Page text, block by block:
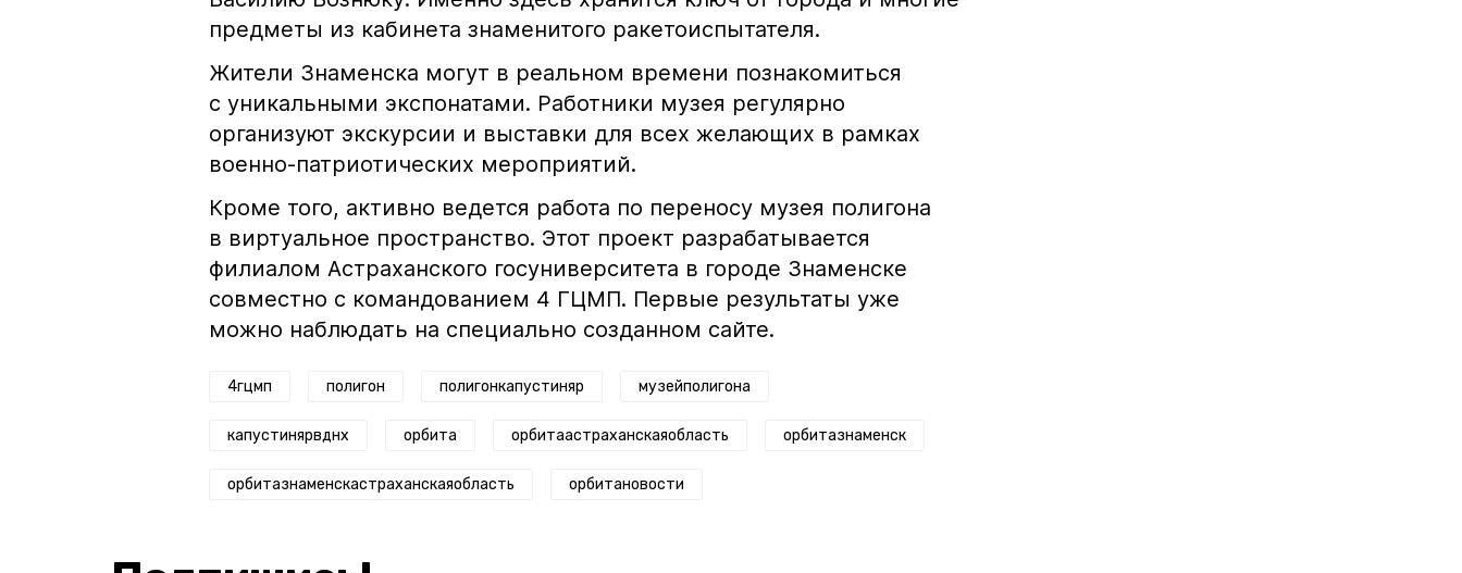
предметы из кабинета знаменитого ракетоиспытателя.
Жители Знаменска могут в реальном времени познакомиться
с уникальными экспонатами. Работники музея регулярно
организуют экскурсии и выставки для всех желающих в рамках
военно-патриотических мероприятий.
Кроме того, активно ведется работа по переносу музея полигона
в виртуальное пространство. Этот проект разрабатывается
филиалом Астраханского госуниверситета в городе Знаменске
совместно с командованием 4 ГЦМП. Первые результаты уже
можно наблюдать на специально созданном сайте.
4гцмп полигон полигонкапустиняр музейполигона
капустинярвднх орбита орбитаастраханскаяобласть орбитазнаменск
орбитазнаменскастраханскаяобласть орбитановости